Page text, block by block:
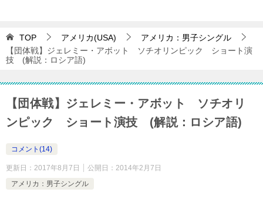
TOP アメリカ(USA)
アメリカ：男子シングル
【団体戦】ジェレミー・アボット ソチオリンピック ショート演
技 (解説：ロシア語)
【団体戦】ジェレミー・アボット ソチオリ
ンピック ショート演技 (解説：ロシア語)
コメント(14)
更新日： 2017年8月7日 公開日： 2014年2月7日
アメリカ：男子シングル